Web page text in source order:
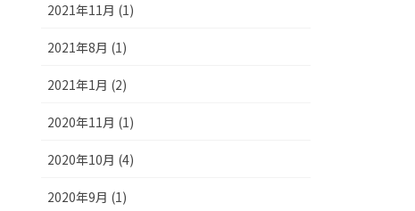
2021年11月 (1)
2021年8月 (1)
2021年1月 (2)
2020年11月 (1)
2020年10月 (4)
2020年9月 (1)